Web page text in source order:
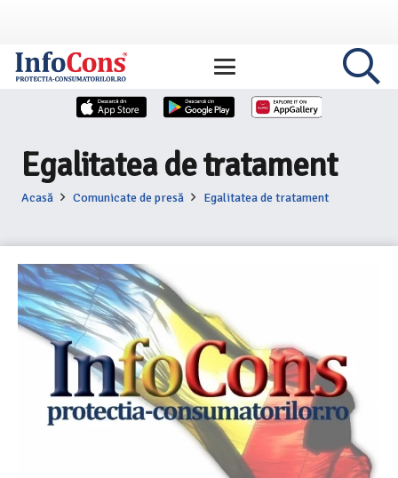
Egalitatea de tratament
Acasă Comunicate de presă Egalitatea de tratament